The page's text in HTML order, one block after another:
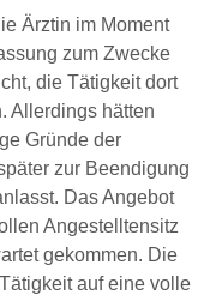
Ärztin im Moment
zum Zwecke
die Tätigkeit dort
Allerdings hätten
Gründe der
zur Beendigung
Das Angebot
Angestelltensitz
gekommen. Die
auf eine volle